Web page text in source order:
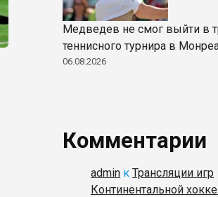
Медведев не смог выйти в
теннисного турнира в
06.08.2026
Комментарии
admin к Трансляции игр
Континентальной